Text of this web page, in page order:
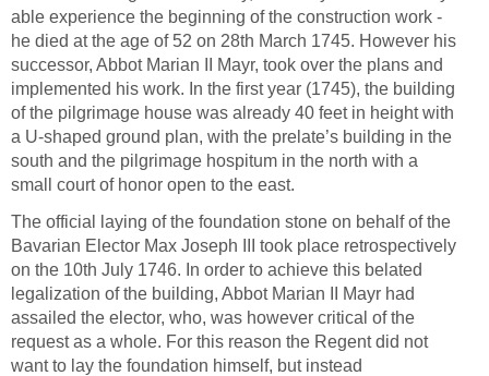
able experience the beginning of the construction work -
he died at the age of 52 on 28th March 1745. However his
successor, Abbot Marian II Mayr, took over the plans and
implemented his work. In the first year (1745), the building
of the pilgrimage house was already 40 feet in height with
a U-shaped ground plan, with the prelate’s building in the
south and the pilgrimage hospitum in the north with a
small court of honor open to the east.
The official laying of the foundation stone on behalf of the
Bavarian Elector Max Joseph III took place retrospectively
on the 10th July 1746. In order to achieve this belated
legalization of the building, Abbot Marian II Mayr had
assailed the elector, who, was however critical of the
request as a whole. For this reason the Regent did not
want to lay the foundation himself, but instead